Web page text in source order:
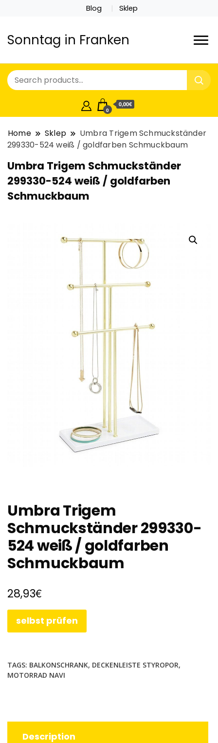
Blog Sklep
Sonntag in Franken
0
0,00€
Home Sklep
Umbra Trigem Schmuckständer
299330-524 weiß / goldfarben Schmuckbaum
Umbra Trigem Schmuckständer
299330-524 weiß / goldfarben
Schmuckbaum
Umbra Trigem
Schmuckständer 299330-
524 weiß / goldfarben
Schmuckbaum
28,93€
selbst prüfen
TAGS: BALKONSCHRANK, DECKENLEISTE STYROPOR,
MOTORRAD NAVI
Description